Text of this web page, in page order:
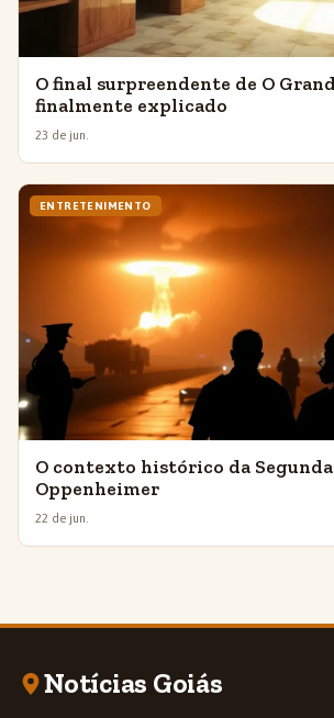
O final surpreendente de O
finalmente explicado
23 de jun.
ENTRETENIMENTO
O contexto histórico da
Oppenheimer
22 de jun.
Notícias Goiás